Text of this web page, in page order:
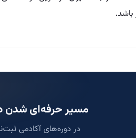
باشد.
مسیر حرفه‌ای شدن
در دوره‌های آکادمی